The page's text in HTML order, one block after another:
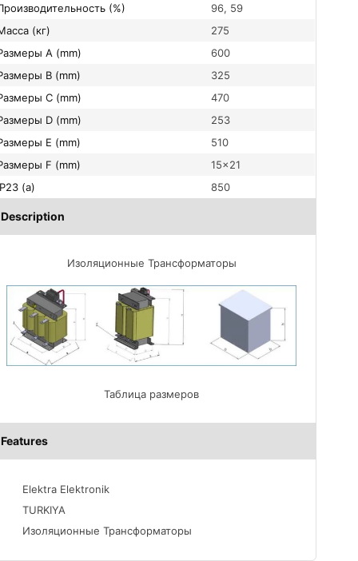
Производительность (%)
96, 59
Масса (кг)
275
Размеры A (mm)
600
Размеры B (mm)
325
Размеры C (mm)
470
Размеры D (mm)
253
Размеры E (mm)
510
Размеры F (mm)
15×21
IP23 (a)
850
Description
Изоляционные Трансформаторы
Таблица размеров
Features
Elektra Elektronik
TURKIYA
Изоляционные Трансформаторы